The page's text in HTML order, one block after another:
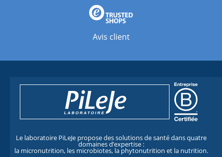
Avis client
Le laboratoire PiLeJe propose des solutions de santé dans quatre
domaines d’expertise :
la micronutrition, les microbiotes, la phytonutrition et la nutrition.